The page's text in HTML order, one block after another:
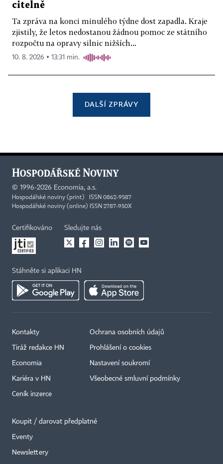
citelně
Ta zpráva na konci minulého týdne dost zapadla. Kraje
zjistily, že letos nedostanou žádnou pomoc ze státního
rozpočtu na opravy silnic nižších...
10. 8. 2026 ▪ 13:31 min.
DALŠÍ ZPRÁVY
© 1996-2026 Economia, a.s.
Hospodářské noviny (print) ISSN 0862-9587
Hospodářské noviny (online) ISSN 2787-950X
Certifikováno Sledujte nás
Stáhněte si aplikaci HN
Kontakty
Tiráž redakce HN
Economia
Kariéra v HN
Ceník inzerce
Ochrana osobních údajů
Prohlášení o cookies
Nastavení soukromí
Všeobecné smluvní podmínky
Koupit / darovat předplatné
Eventy
Newslettery